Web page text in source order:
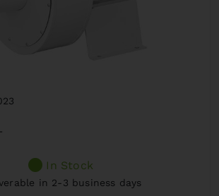
In Stock
in 2-3 business days